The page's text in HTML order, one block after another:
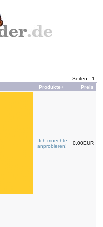
Seiten: 1
Produkte+
Preis
Ich moechte
anprobieren!
0.00EUR